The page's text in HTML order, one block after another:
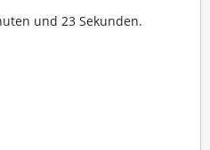
und 23 Sekunden.